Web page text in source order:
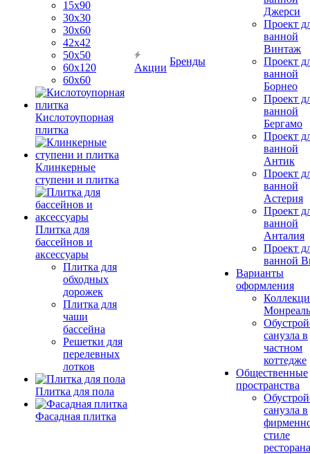
15x90
30х30
30х60
42х42
50х50
60х120
60х60
Кислотоупорная
плитка
Клинкерные
ступени и плитка
Плитка для
бассейнов и
аксессуары
Плитка для
обходных
дорожек
Плитка для
чаши
бассейна
Решетки для
перелевных
лотков
Плитка для пола
Фасадная плитка
Акции
Бренды
Джерси
Проект
ванной
Винтаж
Проект
ванной
Борнео
Проект
ванной
Бергамо
Проект
ванной
Антик
Проект
ванной
Астерия
Проект
ванной
Анталия
Проект
ванной
Варианты
оформления
Монреаль
санузла в
частном
коттедже
Общественные
пространства
санузла в
стиле
ресторана